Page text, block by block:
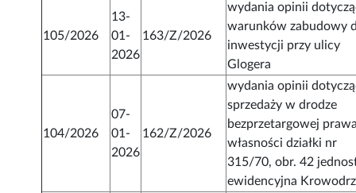
105/2026
13-
01-
2026
163/Z/2026
wydania opinii
warunków zabudowy
inwestycji przy ulicy
Glogera
104/2026
07-
01-
2026
162/Z/2026
wydania opinii
sprzedaży w drodze
bezprzetargowej
własności działki nr
315/70, obr. 42
ewidencyjna